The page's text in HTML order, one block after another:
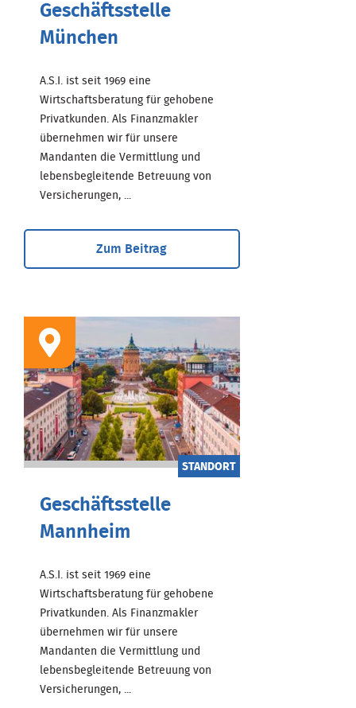
Geschäftsstelle
München
A.S.I. ist seit 1969 eine
Wirtschaftsberatung für gehobene
Privatkunden. Als Finanzmakler
übernehmen wir für unsere
Mandanten die Vermittlung und
lebensbegleitende Betreuung von
Versicherungen, ...
Zum Beitrag
STANDORT
Geschäftsstelle
Mannheim
A.S.I. ist seit 1969 eine
Wirtschaftsberatung für gehobene
Privatkunden. Als Finanzmakler
übernehmen wir für unsere
Mandanten die Vermittlung und
lebensbegleitende Betreuung von
Versicherungen, ...